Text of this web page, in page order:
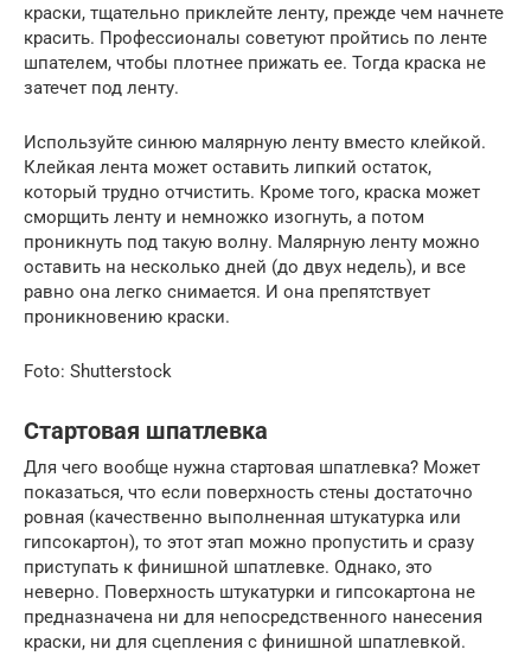
краски, тщательно приклейте ленту, прежде чем начнете
красить. Профессионалы советуют пройтись по ленте
шпателем, чтобы плотнее прижать ее. Тогда краска не
затечет под ленту.
Используйте синюю малярную ленту вместо клейкой.
Клейкая лента может оставить липкий остаток,
который трудно отчистить. Кроме того, краска может
сморщить ленту и немножко изогнуть, а потом
проникнуть под такую волну. Малярную ленту можно
оставить на несколько дней (до двух недель), и все
равно она легко снимается. И она препятствует
проникновению краски.
Foto: Shutterstock
Стартовая шпатлевка
Для чего вообще нужна стартовая шпатлевка? Может
показаться, что если поверхность стены достаточно
ровная (качественно выполненная штукатурка или
гипсокартон), то этот этап можно пропустить и сразу
приступать к финишной шпатлевке. Однако, это
неверно. Поверхность штукатурки и гипсокартона не
предназначена ни для непосредственного нанесения
краски, ни для сцепления с финишной шпатлевкой.